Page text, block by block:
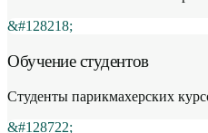
&#128218;
Обучение студентов
Студенты парикмахерских
&#128722;